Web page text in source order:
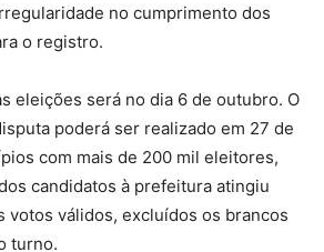
no cumprimento dos
o registro.
eleições será no dia 6 de outubro. O
poderá ser realizado em 27 de
com mais de 200 mil eleitores,
candidatos à prefeitura atingiu
votos válidos, excluídos os brancos
turno.